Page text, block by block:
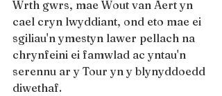
Wrth gwrs, mae Wout van Aert yn
cael cryn lwyddiant, ond eto mae ei
sgiliau'n ymestyn lawer pellach na
chrynfeini ei famwlad ac yntau'n
serennu ar y Tour yn y blynyddoedd
diwethaf.